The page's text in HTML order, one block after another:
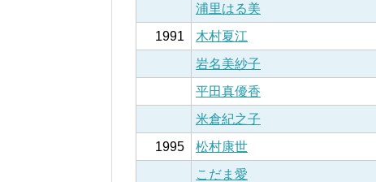
浦里はる美
1991
木村夏江
岩名美紗子
平田真優香
米倉紀之子
1995
松村康世
こだま愛